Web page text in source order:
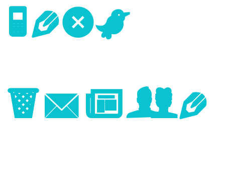
Next
Image